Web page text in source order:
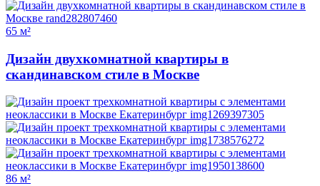
65 м²
Дизайн двухкомнатной квартиры в
скандинавском стиле в Москве
86 м²